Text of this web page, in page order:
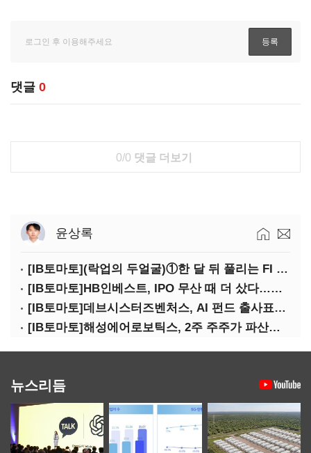
댓글 0
0/0 댓글 더보기
윤상록
[IB토마토](락업의 두얼굴)①한 달 뒤 풀리는 FI 물량…새내기주 오버행 경계
[IB토마토]HB인베스트, IPO 무산 때 더 샀다…마키나락스 투자 2.7배 회수
[IB토마토]데브시스터즈벤처스, AI 펀드 출사표…모회사 경영난 변수
[IB토마토]해성에어로보틱스, 2주 주주가 파산신청…200억 CB 분쟁 확산
뉴스리듬